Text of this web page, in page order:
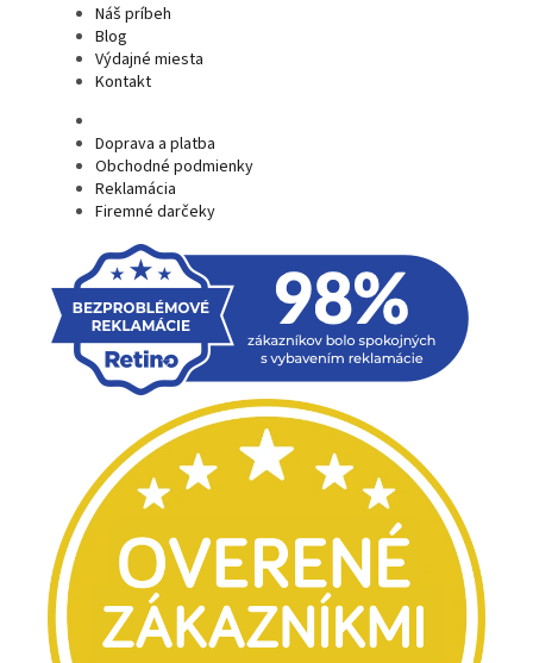
Náš príbeh
Blog
Výdajné miesta
Kontakt
Doprava a platba
Obchodné podmienky
Reklamácia
Firemné darčeky